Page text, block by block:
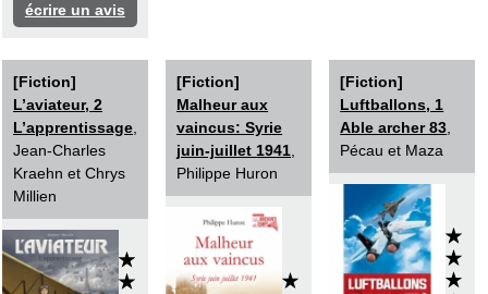
écrire un avis
[Fiction]
L’aviateur, 2
L’apprentissage
Jean-Charles
Kraehn et Chrys
Millien
[Fiction]
Malheur aux
vaincus: Syrie
juin-juillet 1941
Philippe Huron
[Fiction]
Luftballons, 1
Able archer 83
Pécau et Maza